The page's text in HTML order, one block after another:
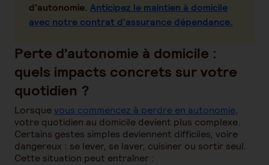
d’autonomie. Anticipez le maintien à domicile
avec notre contrat d'assurance dépendance.
Perte d'autonomie à domicile :
quels impacts concrets sur votre
quotidien ?
Lorsquevous commencez à perdre en autonomie,
votre quotidien au domicile devient plus complexe.
Certains gestes simples deviennent difficiles, voire
dangereux : se lever, se laver, cuisiner ou sortir seul.
Cette situation peut entraîner :